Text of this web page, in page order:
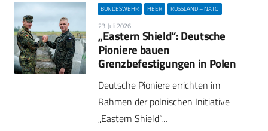
BUNDESWEHR HEER RUSSLAND – NATO
23. Juli 2026
„Eastern Shield“: Deutsche
Pioniere bauen
Grenzbefestigungen in Polen
Deutsche Pioniere errichten im
Rahmen der polnischen Initiative
„Eastern Shield“…